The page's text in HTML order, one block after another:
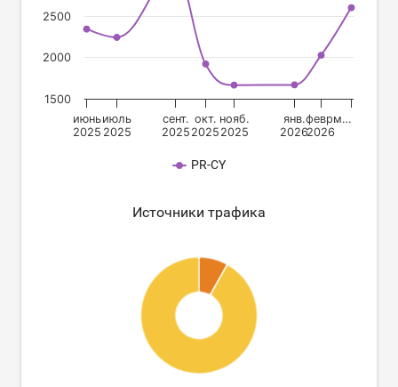
PR-CY
июнь
2025
июль
2025
сент.
2025
окт.
2025
нояб.
2025
янв.
2026
февр.
2026
м…
1500
2000
2500
Источники трафика